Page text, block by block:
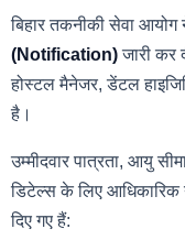
बिहार तकनीकी सेवा
(Notification)जारी कर
होस्टल मैनेजर, डेंटल
है।
उम्मीदवार पात्रता, आयु
डिटेल्स के लिए आधिकारिक
दिए गए हैं: